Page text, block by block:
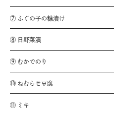
⑦ ふぐの子の糠漬け
⑧ 日野菜漬
⑨ むかでのり
⑩ ねむらせ豆腐
⑪ ミキ